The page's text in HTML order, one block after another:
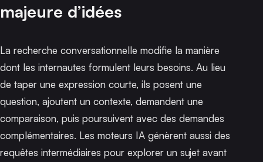
majeure d’idées
La recherche conversationnelle modifie la manière
dont les internautes formulent leurs besoins. Au lieu
de taper une expression courte, ils posent une
question, ajoutent un contexte, demandent une
comparaison, puis poursuivent avec des demandes
complémentaires. Les moteurs IA génèrent aussi des
requêtes intermédiaires pour explorer un sujet avant